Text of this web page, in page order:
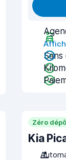
Zéro
Kia